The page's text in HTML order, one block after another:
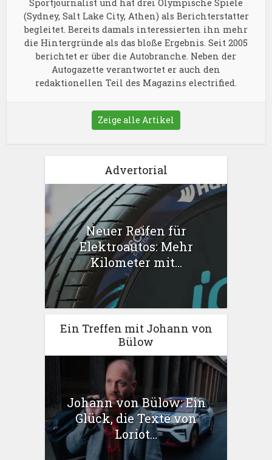
Sportjournalist und hat drei Olympische Spiele
(Sydney, Salt Lake City, Athen) als Berichterstatter
begleitet. Bereits damals interessierten ihn mehr
die Hintergründe als das bloße Ergebnis. Seit 2005
berichtet er über die Autobranche. Neben der
Autogazette verantwortet er auch den
redaktionellen Teil des Magazins electrified.
Zeige alle Artikel
Advertorial
Neuer Reifen für
Elektroautos: Mehr
Kilometer mit...
Ein Treffen mit Johann von
Bülow
Johann von Bülow: Ein
Glück, die Texte von
Loriot...